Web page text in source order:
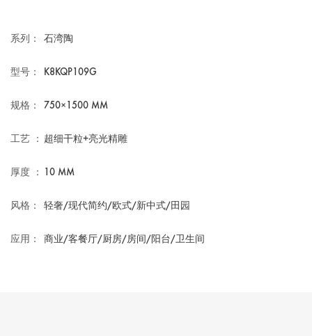
系列： 石湾陶
型号： K8KQP109G
规格： 750×1500 MM
工艺 ： 超细干粒+亮光精雕
厚度 ： 10 MM
风格： 轻奢/现代简约/欧式/新中式/田园
应用： 商业/客餐厅/厨房/房间/阳台/卫生间